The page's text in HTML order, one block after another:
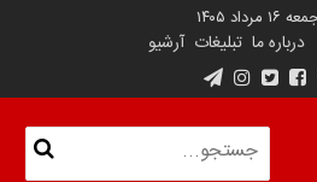
۱۶ مرداد ۱۴۰۵
درباره ما تبلیغات آرشیو